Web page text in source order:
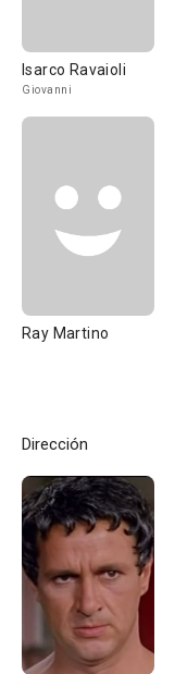
Isarco Ravaioli
Giovanni
Ray Martino
Dirección